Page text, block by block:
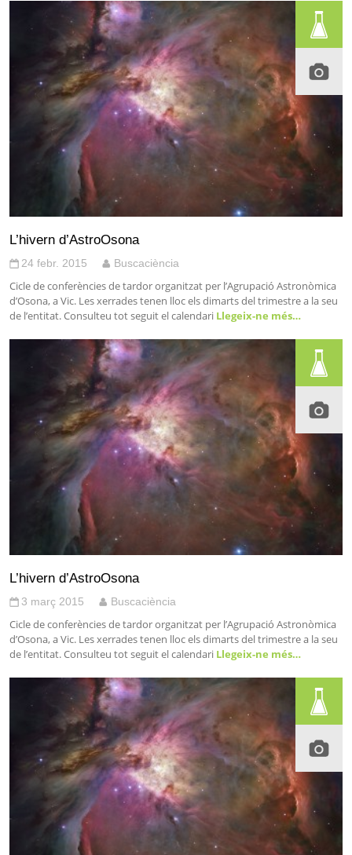
L’hivern d’AstroOsona
24 febr. 2015 Buscaciència
Cicle de conferències de tardor organitzat per l’Agrupació Astronòmica
d’Osona, a Vic. Les xerrades tenen lloc els dimarts del trimestre a la seu
de l’entitat. Consulteu tot seguit el calendari Llegeix-ne més…
L’hivern d’AstroOsona
3 març 2015 Buscaciència
Cicle de conferències de tardor organitzat per l’Agrupació Astronòmica
d’Osona, a Vic. Les xerrades tenen lloc els dimarts del trimestre a la seu
de l’entitat. Consulteu tot seguit el calendari Llegeix-ne més…